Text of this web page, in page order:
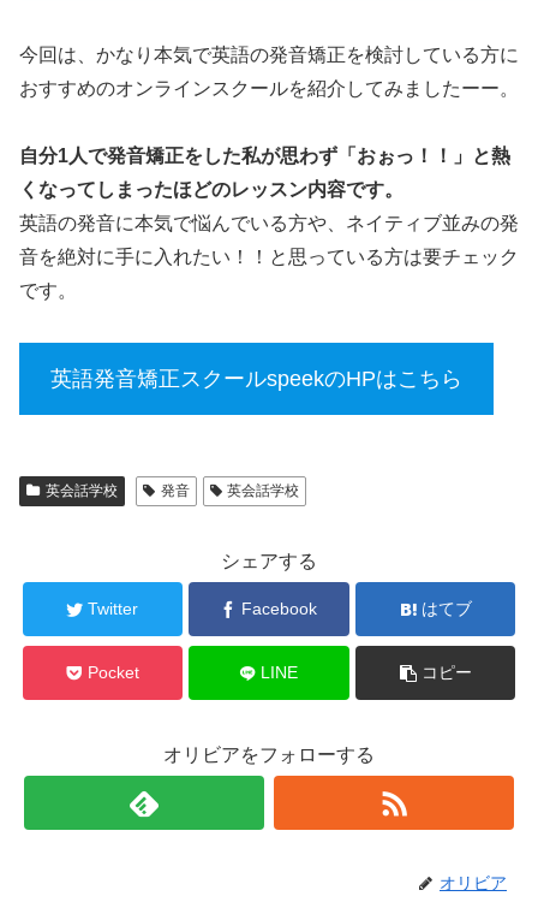
今回は、かなり本気で英語の発音矯正を検討している方に
おすすめのオンラインスクールを紹介してみましたーー。
自分1人で発音矯正をした私が思わず「おぉっ！！」と熱
くなってしまったほどのレッスン内容です。
英語の発音に本気で悩んでいる方や、ネイティブ並みの発
音を絶対に手に入れたい！！と思っている方は要チェック
です。
英語発音矯正スクールspeekのHPはこちら
英会話学校 発音 英会話学校
シェアする
Twitter Facebook はてブ
Pocket LINE コピー
オリビアをフォローする
オリビア